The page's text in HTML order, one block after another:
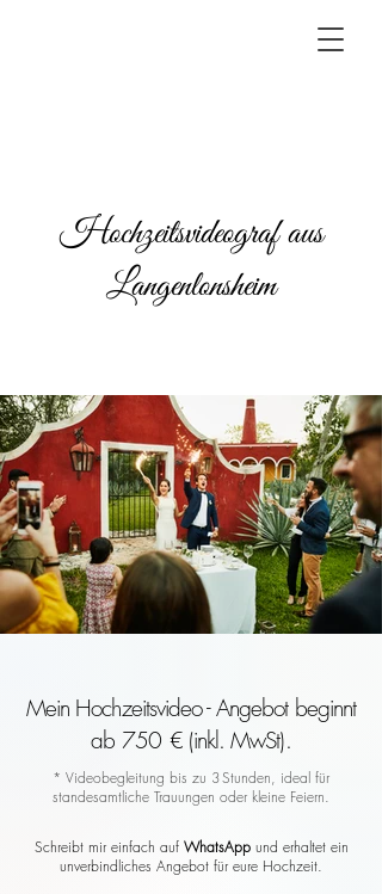
Hochzeitsvideograf aus
Langenlonsheim
Mein Hochzeitsvideo - Angebot beginnt
ab 750 € (inkl. MwSt).
* Videobegleitung bis zu 3 Stunden, ideal für
standesamtliche Trauungen oder kleine Feiern.
Schreibt mir einfach auf WhatsAppund erhaltet ein
unverbindliches Angebot für eure Hochzeit.